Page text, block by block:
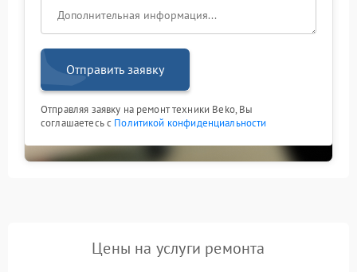
Отправить заявку
Отправляя заявку на ремонт техники Beko, Вы
соглашаетесь с Политикой конфиденциальности
Цены на услуги ремонта